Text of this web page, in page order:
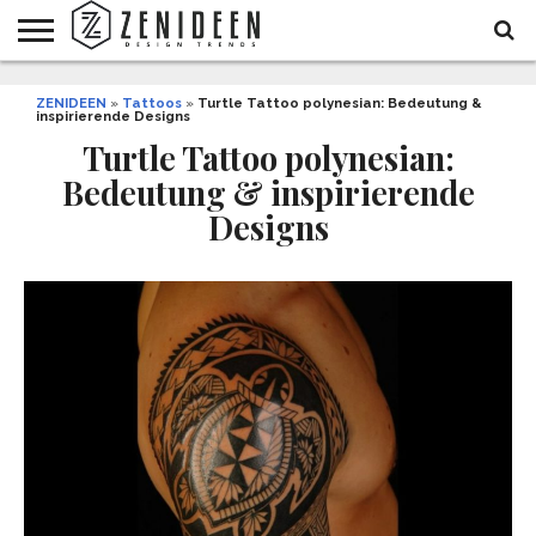
INNENDESIGN
ARCHITEKTUR
GARTEN
UND
LIFESTYLE
DEKO
&
DIY
STYLE
REZEPTE
GESUNDHEIT
WEIHNACHTEN
ZENIDEEN » Tattoos » Turtle Tattoo polynesian: Bedeutung &
inspirierende Designs
Turtle Tattoo polynesian:
Bedeutung & inspirierende
Designs